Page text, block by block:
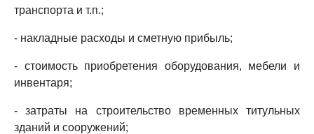
транспорта и т.п.;
- накладные расходы и сметную прибыль;
- стоимость приобретения оборудования, мебели и
инвентаря;
- затраты на строительство временных титульных
зданий и сооружений;